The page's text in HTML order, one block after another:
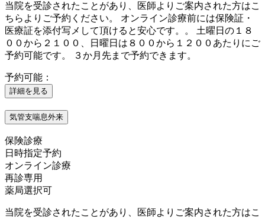
当院を受診されたことがあり、医師よりご案内された方はこ
ちらよりご予約ください。 オンライン診療前には保険証・
医療証を添付写メして頂けると安心です。。 土曜日の１８
００から２１００、日曜日は８００から１２００あたりにご
予約可能です。 ３か月先まで予約できます。
予約可能：
詳細を見る
気管支喘息外来
保険診療
日時指定予約
オンライン診療
再診専用
薬局選択可
当院を受診されたことがあり、医師よりご案内された方はこ